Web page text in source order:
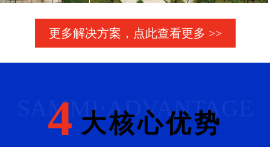
更多解决方案，点此查看更多 >>
SAMMI·ADVANTAGE
4 大核心优势